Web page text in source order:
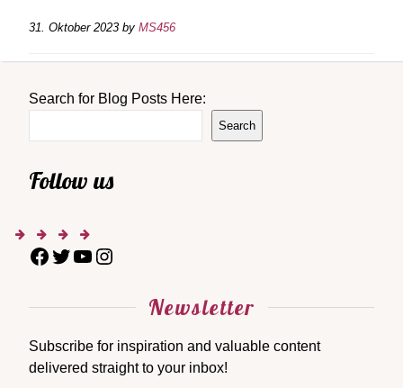
31. Oktober 2023 by MS456
Search for Blog Posts Here:
Search
Follow us
Newsletter
Subscribe for inspiration and valuable content
delivered straight to your inbox!